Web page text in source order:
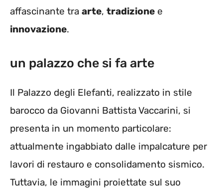
affascinante tra arte, tradizione e
innovazione.
un palazzo che si fa arte
Il Palazzo degli Elefanti, realizzato in stile
barocco da Giovanni Battista Vaccarini, si
presenta in un momento particolare:
attualmente ingabbiato dalle impalcature per
lavori di restauro e consolidamento sismico.
Tuttavia, le immagini proiettate sul suo